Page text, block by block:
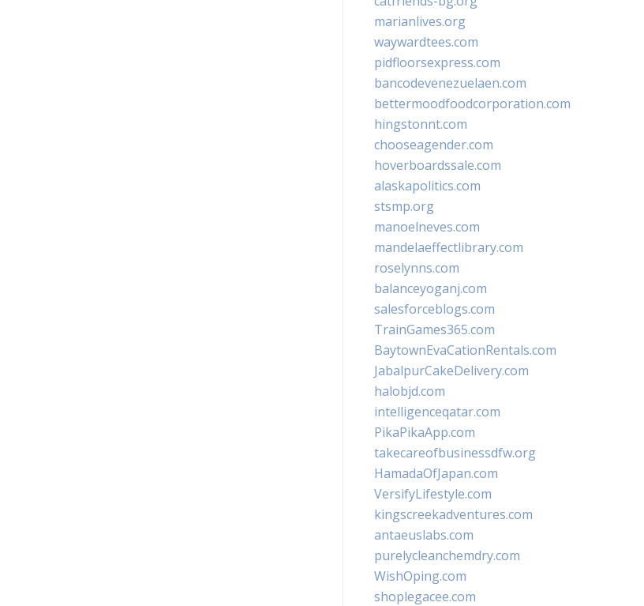
marianlives.org
waywardtees.com
pidfloorsexpress.com
bancodevenezuelaen.com
bettermoodfoodcorporation.com
hingstonnt.com
chooseagender.com
hoverboardssale.com
alaskapolitics.com
stsmp.org
manoelneves.com
mandelaeffectlibrary.com
roselynns.com
balanceyoganj.com
salesforceblogs.com
TrainGames365.com
BaytownEvaCationRentals.com
JabalpurCakeDelivery.com
halobjd.com
intelligenceqatar.com
PikaPikaApp.com
takecareofbusinessdfw.org
HamadaOfJapan.com
VersifyLifestyle.com
kingscreekadventures.com
antaeuslabs.com
purelycleanchemdry.com
WishOping.com
shoplegacee.com